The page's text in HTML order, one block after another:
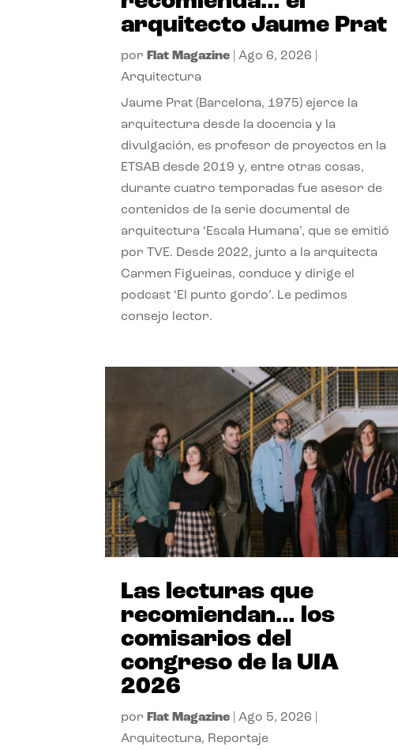
arquitecto Jaume Prat
por Flat Magazine |Ago 6, 2026
Arquitectura
Jaume Prat (Barcelona, 1975) ejerce la
arquitectura desde la docencia y la
divulgación, es profesor de proyectos en la
ETSAB desde 2019 y, entre otras cosas,
durante cuatro temporadas fue asesor de
contenidos de la serie documental de
arquitectura ‘Escala Humana’, que se emitió
por TVE. Desde 2022, junto a la arquitecta
Carmen Figueiras, conduce y dirige el
podcast ‘El punto gordo’. Le pedimos
consejo lector.
Las lecturas que
recomiendan… los
comisarios del
congreso de la UIA
2026
por Flat Magazine |Ago 5, 2026
Arquitectura, Reportaje